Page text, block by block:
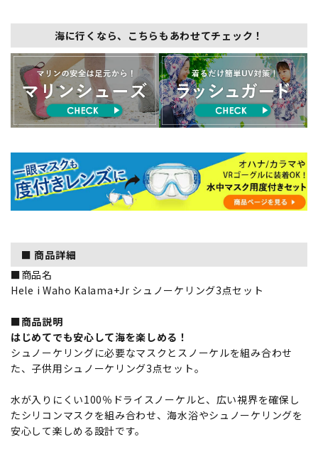
海に行くなら、こちらもあわせてチェック！
■ 商品詳細
■商品名
Hele i Waho Kalama+Jr シュノーケリング3点セット
■商品説明
はじめてでも安心して海を楽しめる！
シュノーケリングに必要なマスクとスノーケルを組み合わせ
た、子供用シュノーケリング3点セット。
水が入りにくい100％ドライスノーケルと、広い視界を確保し
たシリコンマスクを組み合わせ、海水浴やシュノーケリングを
安心して楽しめる設計です。